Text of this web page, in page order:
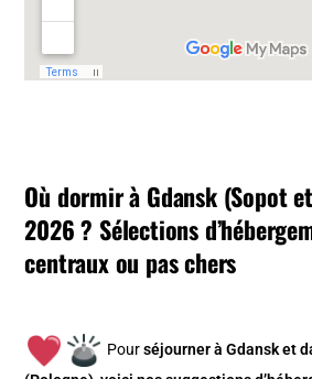
Où dormir à Gdansk (Sopot
2026 ? Sélections
centraux ou pas chers
Pourséjourner à Gdansk et